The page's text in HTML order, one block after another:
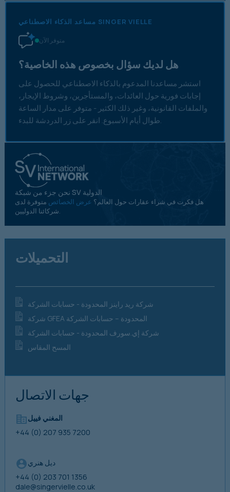
مساعد الذكاء الاصطناعي SINGER VIELLE
متوفر الآن
هل لديك سؤال بخصوص هذه الخاصية؟
استشر مساعدنا المدعوم بالذكاء الاصطناعي للحصول على
إجابات فورية حول العائدات، والمستأجرين، وشروط الإيجار،
والملفات القانونية، وغير ذلك الكثير - متوفر على مدار الساعة
طوال أيام الأسبوع. انقر على زر الدردشة للبدء.
نحن جزء من شبكة SV الدولية
هل فكرت في شراء عقارات حول العالم؟ عرض الخصائص متوفرة لدى
شركائنا الدوليين.
التحميلات
شركة ريد راينز المحدودة - حسابات الشركة
شركة GFEA المحدودة – حسابات الشركة
شركة إي.سورف المحدودة - حسابات الشركة
المسح المقاس
جهات الاتصال
المغني فييل
+44 (0) 207 935 7200
ديل هنري
+44 (0) 203 701 1356
dale@singervielle.co.uk